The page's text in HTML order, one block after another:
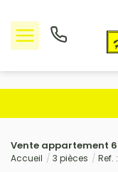
Nos offres
L'Agence
Vente appartement
Accueil 3 pièces Ref.